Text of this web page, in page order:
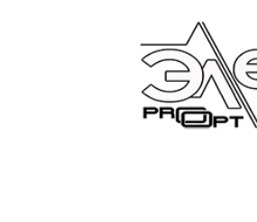
навигации
содержимому